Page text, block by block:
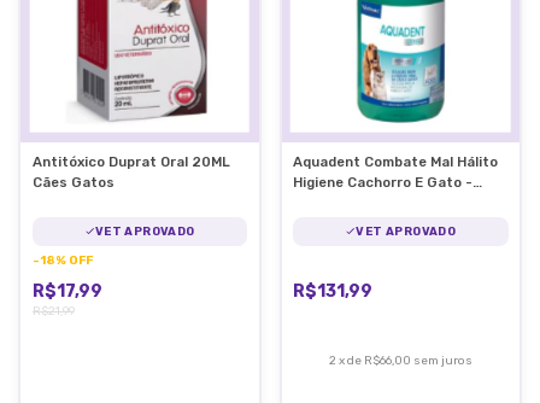
Antitóxico Duprat Oral 20ML
Cães Gatos
VET APROVADO
-18% OFF
R$17,99
R$21,99
Aquadent Combate Mal Hálito
Higiene Cachorro E Gato -
VET APROVADO
R$131,99
2 xde R$66,00 sem juros